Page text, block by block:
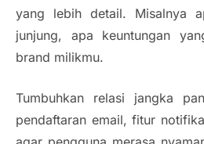
yang lebih detail. Misalnya
junjung, apa keuntungan
brand milikmu.
Tumbuhkan relasi jangka
pendaftaran email, fitur